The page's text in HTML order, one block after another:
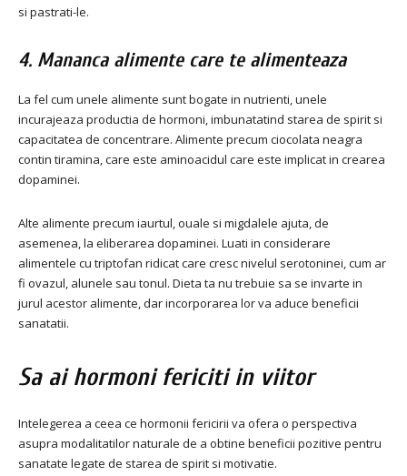
si pastrati-le.
4. Mananca alimente care te alimenteaza
La fel cum unele alimente sunt bogate in nutrienti, unele
incurajeaza productia de hormoni, imbunatatind starea de spirit si
capacitatea de concentrare. Alimente precum ciocolata neagra
contin tiramina, care este aminoacidul care este implicat in crearea
dopaminei.
Alte alimente precum iaurtul, ouale si migdalele ajuta, de
asemenea, la eliberarea dopaminei. Luati in considerare
alimentele cu triptofan ridicat care cresc nivelul serotoninei, cum ar
fi ovazul, alunele sau tonul. Dieta ta nu trebuie sa se invarte in
jurul acestor alimente, dar incorporarea lor va aduce beneficii
sanatatii.
Sa ai hormoni fericiti in viitor
Intelegerea a ceea ce hormonii fericirii va ofera o perspectiva
asupra modalitatilor naturale de a obtine beneficii pozitive pentru
sanatate legate de starea de spirit si motivatie.